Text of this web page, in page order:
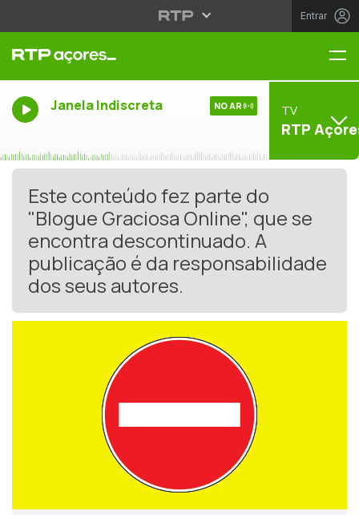
Entrar
Janela Indiscreta NO AR TV
RTP
Este conteúdo fez parte do
"Blogue Graciosa Online", que se
encontra descontinuado. A
publicação é da responsabilidade
dos seus autores.